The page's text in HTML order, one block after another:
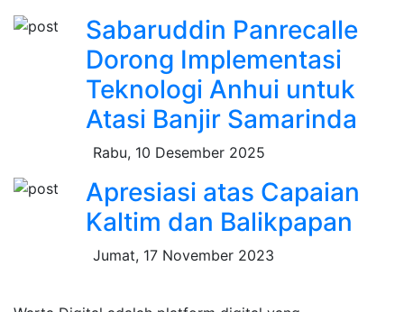
Sabaruddin Panrecalle
Dorong Implementasi
Teknologi Anhui untuk
Atasi Banjir Samarinda
Rabu, 10 Desember 2025
Apresiasi atas Capaian
Kaltim dan Balikpapan
Jumat, 17 November 2023